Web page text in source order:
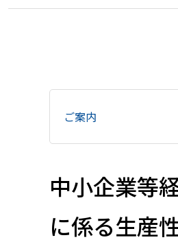
ご案内
中小企業等
に係る生産